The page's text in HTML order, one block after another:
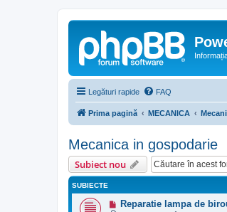
Legături rapide FAQ
Prima pagină MECANICA
Mecanica in gospodarie
Subiect nou
SUBIECTE
Reparatie lampa de